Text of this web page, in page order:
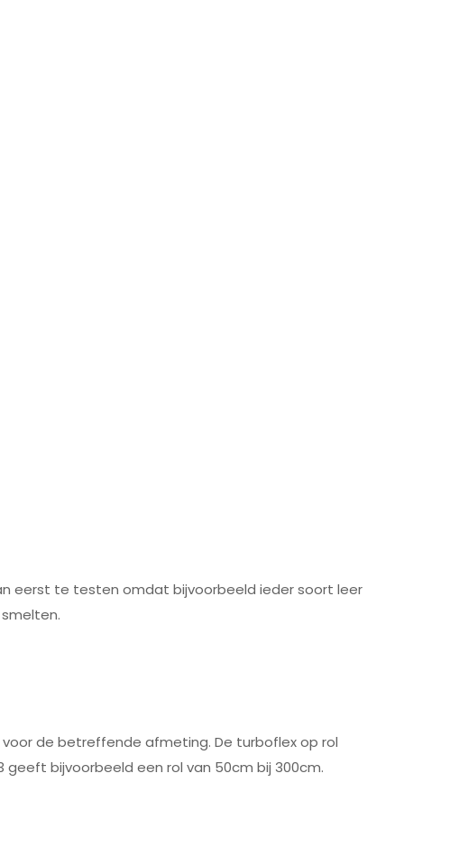
eerst te testen omdat bijvoorbeeld ieder soort leer
de betreffende afmeting. De turboflex op rol
bijvoorbeeld een rol van 50cm bij 300cm.